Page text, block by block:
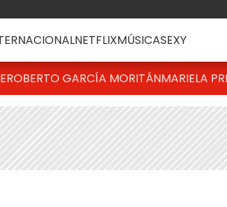
NETFLIXMÚSICASEXY
ROBERTO GARCÍA MORITÁNMARIELA